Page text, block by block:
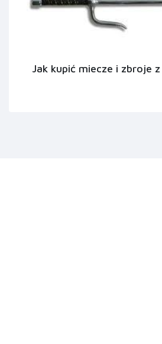
Jak kupić miecze i zbroje